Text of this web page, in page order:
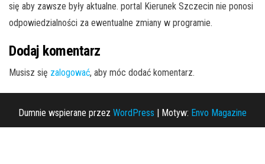
się aby zawsze były aktualne. portal Kierunek Szczecin nie ponosi
odpowiedzialności za ewentualne zmiany w programie.
Dodaj komentarz
Musisz się zalogować, aby móc dodać komentarz.
Dumnie wspierane przez WordPress Motyw: Envo Magazine